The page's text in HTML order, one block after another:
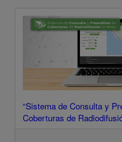
“Sistema de Consulta y
Coberturas de